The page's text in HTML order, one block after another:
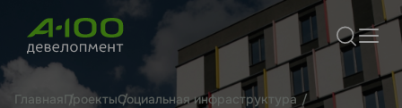
ГлавнаяПроектыСоциальная инфраструктура